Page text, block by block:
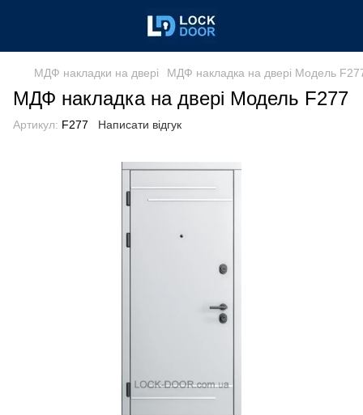
МДФ накладки на двері МДФ накладка на двері Модель
МДФ накладка на двері Модель F277
Артикул: F277 Написати відгук